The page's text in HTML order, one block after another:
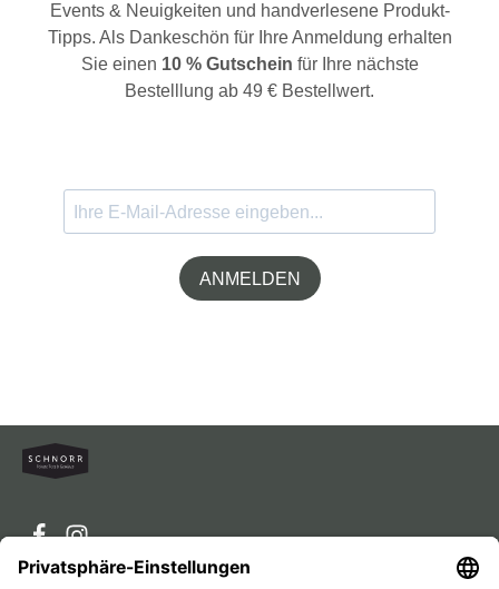
Events & Neuigkeiten und handverlesene Produkt-
Tipps. Als Dankeschön für Ihre Anmeldung erhalten
Sie einen 10 % Gutschein für Ihre nächste
Bestelllung ab 49 € Bestellwert.
ANMELDEN